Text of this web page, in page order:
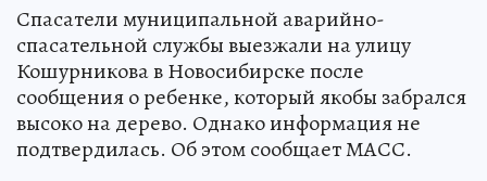
Спасатели муниципальной аварийно-
спасательной службы выезжали на улицу
Кошурникова в Новосибирске после
сообщения о ребенке, который якобы забрался
высоко на дерево. Однако информация не
подтвердилась. Об этом сообщает МАСС.